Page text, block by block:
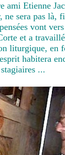
ami Etienne
ne sera pas là,
vont
et a
liturgique, en
habitera
...